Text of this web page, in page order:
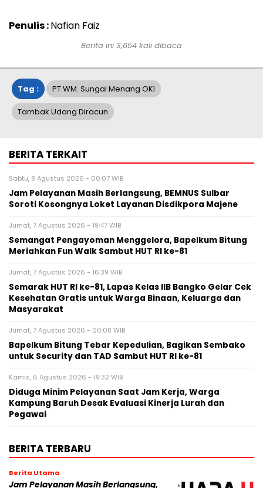
Penulis :Nafian Faiz
Berita ini 3,654 kali dibaca
Tag : PT.WM. Sungai Menang OKI
Tambak Udang Diracun
BERITA TERKAIT
Sabtu, 8 Agustus 2026 - 00:07 WIB
Jam Pelayanan Masih Berlangsung, BEMNUS Sulbar
Soroti Kosongnya Loket Layanan Disdikpora Majene
Jumat, 7 Agustus 2026 - 19:47 WIB
Semangat Pengayoman Menggelora, Bapelkum Bitung
Meriahkan Fun Walk Sambut HUT RI ke-81
Jumat, 7 Agustus 2026 - 16:39 WIB
Semarak HUT RI ke-81, Lapas Kelas IIB Bangko Gelar Cek
Kesehatan Gratis untuk Warga Binaan, Keluarga dan
Masyarakat
Jumat, 7 Agustus 2026 - 00:08 WIB
Bapelkum Bitung Tebar Kepedulian, Bagikan Sembako
untuk Security dan TAD Sambut HUT RI ke-81
Kamis, 6 Agustus 2026 - 19:32 WIB
Diduga Minim Pelayanan Saat Jam Kerja, Warga
Kampung Baruh Desak Evaluasi Kinerja Lurah dan
Pegawai
BERITA TERBARU
Berita Utama
Jam Pelayanan Masih Berlangsung,